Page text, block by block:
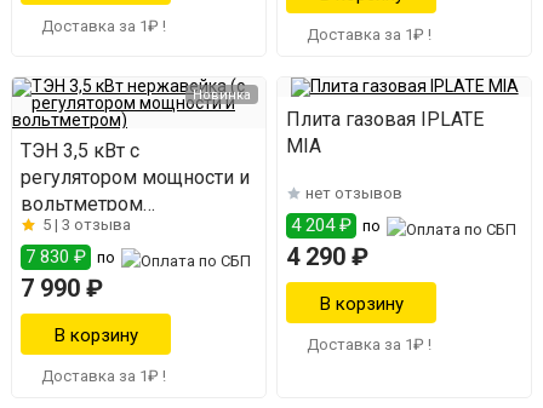
Доставка за 1₽ ! Доставка за 1₽ !
Новинка
ТЭН 3,5 кВт с
регулятором мощности и
вольтметром
(нержавейка)
5 | 3 отзыва
7 830 ₽ по
7 990 ₽
Доставка за 1₽ !
Плита газовая IPLATE
MIA
нет отзывов
4 204 ₽ по
4 290 ₽
Доставка за 1₽ !